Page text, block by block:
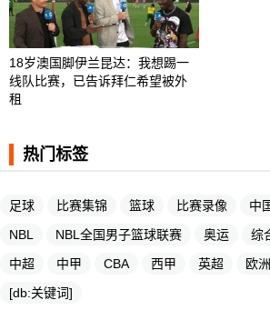
18岁澳国脚伊兰昆达：我想踢一
线队比赛，已告诉拜仁希望被外
租
热门标签
足球 比赛集锦 篮球 比赛录像 中
NBL
NBL全国男子篮球联赛 奥运 综
中超
中甲 CBA 西甲 英超 欧
[db:关键词]